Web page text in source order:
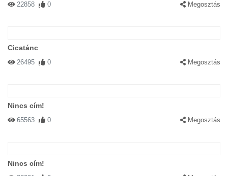
22858 0 Megosztás
Cicatánc
26495 0 Megosztás
Nincs cím!
65563 0 Megosztás
Nincs cím!